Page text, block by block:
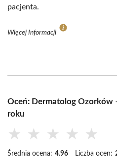
pacjenta.
Więcej Informacji
Oceń: Dermatolog Ozorków
roku
★ ★ ★ ★ ★
Średnia ocena: 4.96 Liczba ocen: